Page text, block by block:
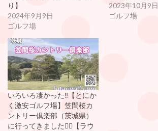
り】
2024年9月9日
ゴルフ場
2023年10月9日
ゴルフ場
いろいろ凄かった‼️【とにか
く激安ゴルフ場】笠間桜カ
ントリー倶楽部（茨城県）
に行ってきました🏌️‍♂️【ラウ